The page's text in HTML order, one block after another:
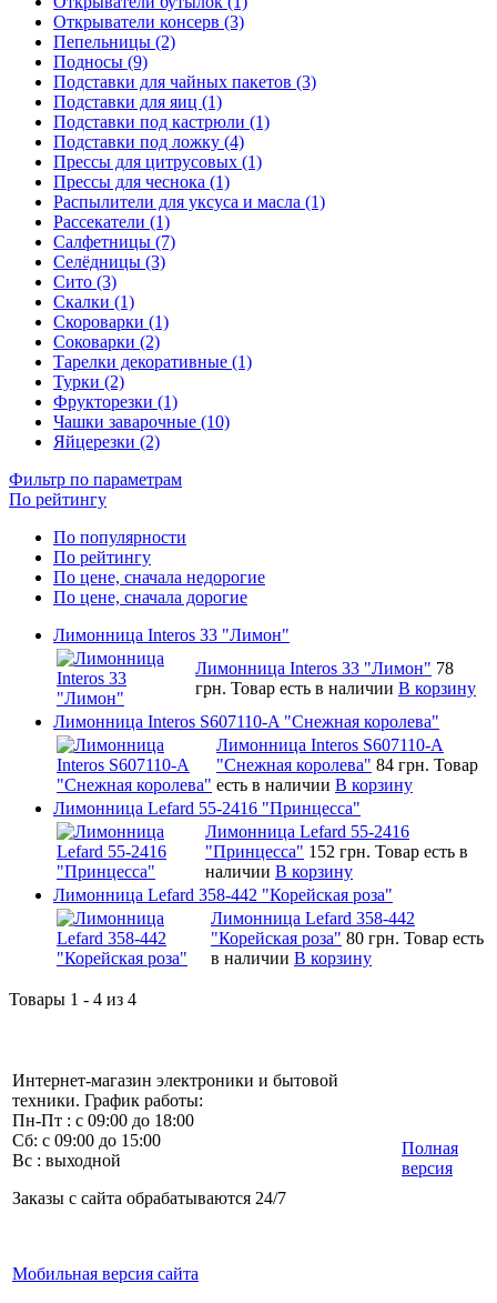
Открыватели консерв (3)
Пепельницы (2)
Подносы (9)
Подставки для чайных пакетов (3)
Подставки для яиц (1)
Подставки под кастрюли (1)
Подставки под ложку (4)
Прессы для цитрусовых (1)
Прессы для чеснока (1)
Распылители для уксуса и масла (1)
Рассекатели (1)
Салфетницы (7)
Селёдницы (3)
Сито (3)
Скалки (1)
Скороварки (1)
Соковарки (2)
Тарелки декоративные (1)
Турки (2)
Фрукторезки (1)
Чашки заварочные (10)
Яйцерезки (2)
Фильтр по параметрам
По рейтингу
По популярности
По рейтингу
По цене, сначала недорогие
По цене, сначала дорогие
Лимонница Interos 33 "Лимон"
Лимонница Interos 33 "Лимон" 78
грн. Товар есть в наличии В корзину
Лимонница Interos S607110-A "Снежная королева"
Лимонница Interos S607110-A
"Снежная королева" 84 грн. Товар
есть в наличии В корзину
Лимонница Lefard 55-2416 "Принцесса"
Лимонница Lefard 55-2416
"Принцесса" 152 грн. Товар есть в
наличии В корзину
Лимонница Lefard 358-442 "Корейская роза"
Лимонница Lefard 358-442
"Корейская роза" 80 грн. Товар есть
в наличии В корзину
Товары 1 - 4 из 4
Интернет-магазин электроники и бытовой
техники. График работы:
Пн-Пт : с 09:00 до 18:00
Сб: с 09:00 до 15:00
Вс : выходной
Заказы с сайта обрабатываются 24/7
Мобильная версия сайта
Полная
версия